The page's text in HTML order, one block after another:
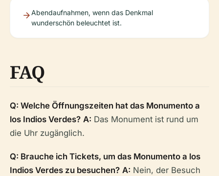
Abendaufnahmen, wenn das Denkmal
wunderschön beleuchtet ist.
FAQ
Q: Welche Öffnungszeiten hat das Monumento a
los Indios Verdes? A: Das Monument ist rund um
die Uhr zugänglich.
Q: Brauche ich Tickets, um das Monumento a los
Indios Verdes zu besuchen? A: Nein, der Besuch